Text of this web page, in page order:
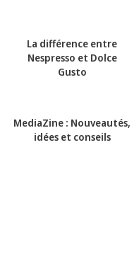
La différence entre
Nespresso et Dolce
Gusto
MediaZine : Nouveautés,
idées et conseils